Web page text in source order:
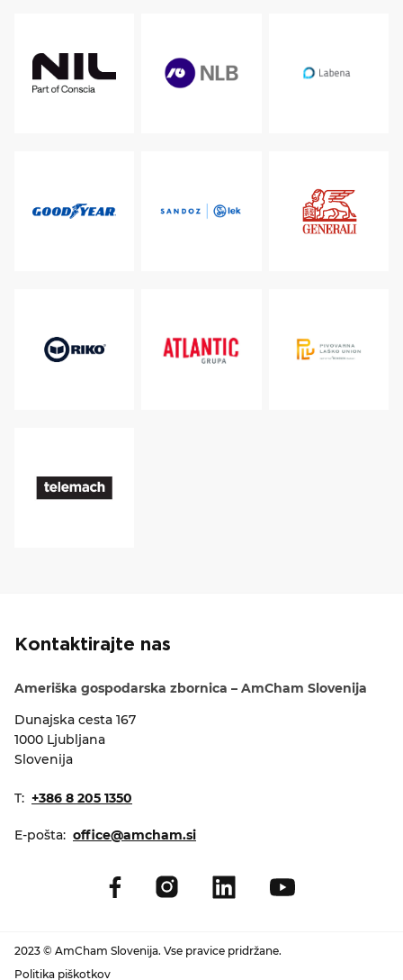
Kontaktirajte nas
Ameriška gospodarska zbornica – AmCham Slovenija
Dunajska cesta 167
1000 Ljubljana
Slovenija
T: +386 8 205 1350
E-pošta: office@amcham.si
2023 © AmCham Slovenija. Vse pravice pridržane.
Politika piškotkov